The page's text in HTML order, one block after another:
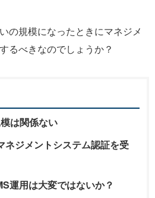
の規模になったときにマネジメ
るべきなのでしょうか？
は関係ない
ネジメントシステム認証を受
運用は大変ではないか？